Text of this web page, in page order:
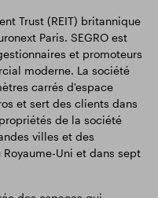
Trust (REIT) britannique
Paris. SEGRO est
et promoteurs
moderne. La société
carrés d'espace
et sert des clients dans
de la société
villes et des
Uni et dans sept